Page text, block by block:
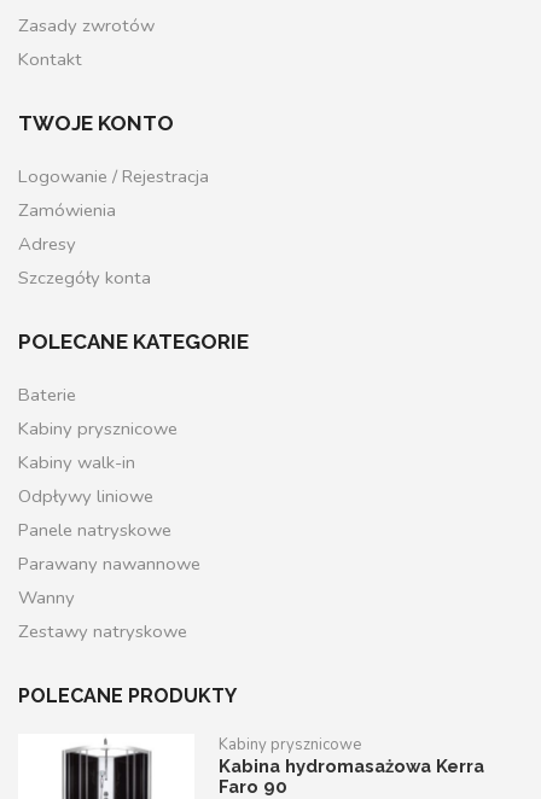
Zasady zwrotów
Kontakt
TWOJE KONTO
Logowanie / Rejestracja
Zamówienia
Adresy
Szczegóły konta
POLECANE KATEGORIE
Baterie
Kabiny prysznicowe
Kabiny walk-in
Odpływy liniowe
Panele natryskowe
Parawany nawannowe
Wanny
Zestawy natryskowe
POLECANE PRODUKTY
Kabiny prysznicowe
Kabina hydromasażowa Kerra
Faro 90